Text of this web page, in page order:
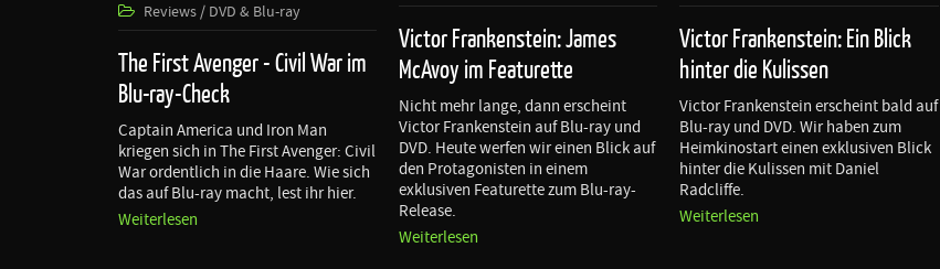
Reviews / DVD & Blu-ray
The First Avenger - Civil War im
Blu-ray-Check
Captain America und Iron Man
kriegen sich in The First Avenger: Civil
War ordentlich in die Haare. Wie sich
das auf Blu-ray macht, lest ihr hier.
Weiterlesen
Victor Frankenstein: James
McAvoy im Featurette
Nicht mehr lange, dann erscheint
Victor Frankenstein auf Blu-ray und
DVD. Heute werfen wir einen Blick auf
den Protagonisten in einem
exklusiven Featurette zum Blu-ray-
Release.
Weiterlesen
Victor Frankenstein: Ein Blick
hinter die Kulissen
Victor Frankenstein erscheint bald auf
Blu-ray und DVD. Wir haben zum
Heimkinostart einen exklusiven Blick
hinter die Kulissen mit Daniel
Radcliffe.
Weiterlesen